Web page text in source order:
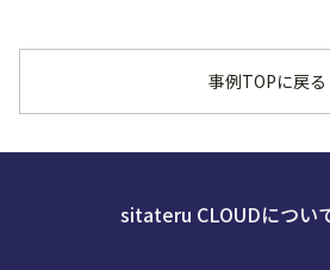
事例TOPに戻る
sitateru CLOUDについ